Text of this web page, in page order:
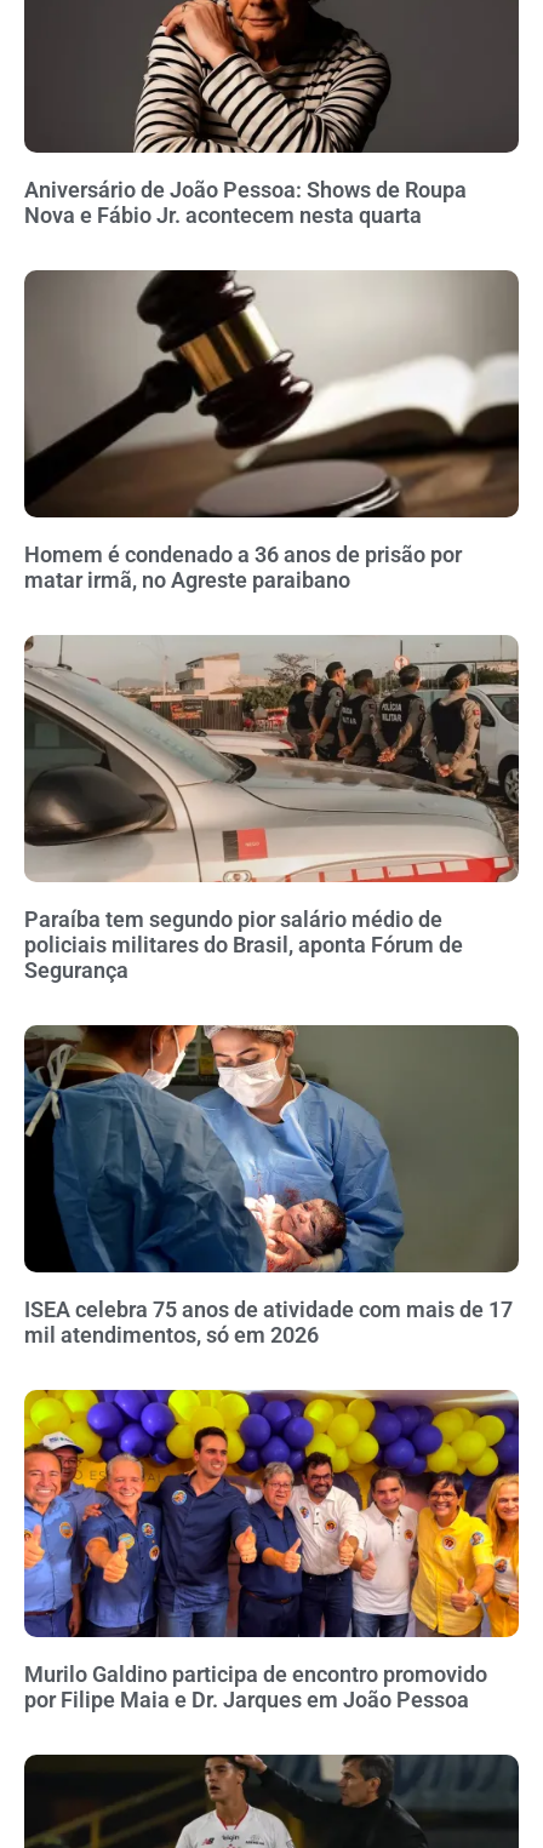
Aniversário de João Pessoa: Shows de Roupa
Nova e Fábio Jr. acontecem nesta quarta
Homem é condenado a 36 anos de prisão por
matar irmã, no Agreste paraibano
Paraíba tem segundo pior salário médio de
policiais militares do Brasil, aponta Fórum de
Segurança
ISEA celebra 75 anos de atividade com mais de 17
mil atendimentos, só em 2026
Murilo Galdino participa de encontro promovido
por Filipe Maia e Dr. Jarques em João Pessoa